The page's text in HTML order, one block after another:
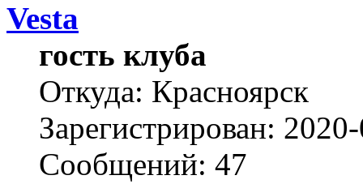
Vesta
гость клуба
Откуда: Красноярск
Зарегистрирован:
Сообщений: 47